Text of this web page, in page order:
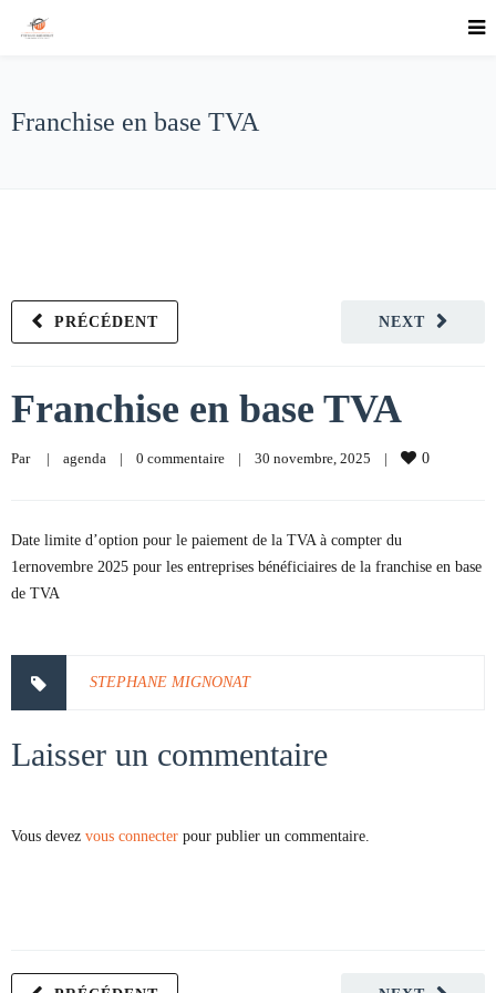
Franchise en base TVA
NEXT
PRÉCÉDENT
Franchise en base TVA
Par | agenda | 0 commentaire | 30 novembre, 2025 | 0
Date limite d’option pour le paiement de la TVA à compter du
1ernovembre 2025 pour les entreprises bénéficiaires de la franchise en base
de TVA
STEPHANE MIGNONAT
Laisser un commentaire
Vous devez vous connecter pour publier un commentaire.